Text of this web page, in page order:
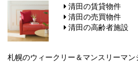
清田の賃貸物件
清田の売買物件
清田の高齢者施設
札幌のウィークリー＆マンスリーマン